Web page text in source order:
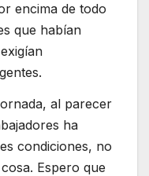
encima de todo
que habían
al parecer
ha
condiciones, no
Espero que